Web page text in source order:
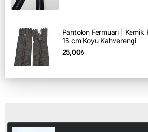
Pantolon Fermuarı | Kemik
16 cm Koyu Kahverengi
25,00₺